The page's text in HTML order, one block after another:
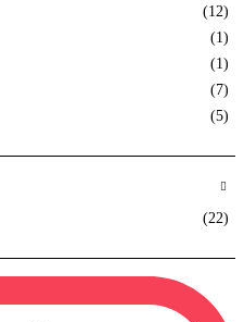
(12)
(1)
(1)
(7)
(5)
(22)